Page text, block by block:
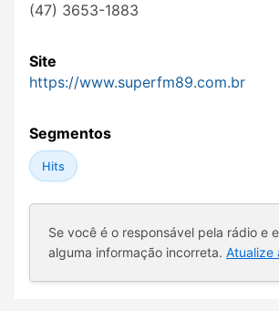
(47) 3653-1883
Site
https://www.superfm89.com.br
Segmentos
Hits
Se você é o responsável pela rádio e
alguma informação incorreta. Atualize